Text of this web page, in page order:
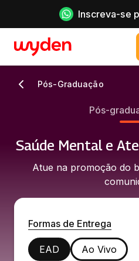
Inscreva-se
Pós-Graduação
Pós-
Saúde Mental e
Atue na promoção do
Formas de Entrega
EAD Ao Vivo